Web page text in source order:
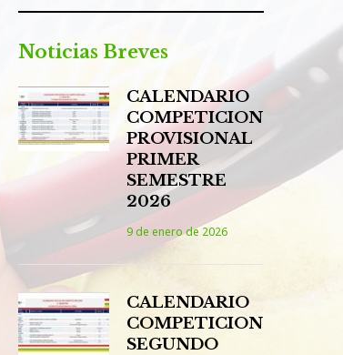
Noticias Breves
CALENDARIO
COMPETICION
PROVISIONAL
PRIMER
SEMESTRE
2026
9 de enero de 2026
CALENDARIO
COMPETICION
SEGUNDO